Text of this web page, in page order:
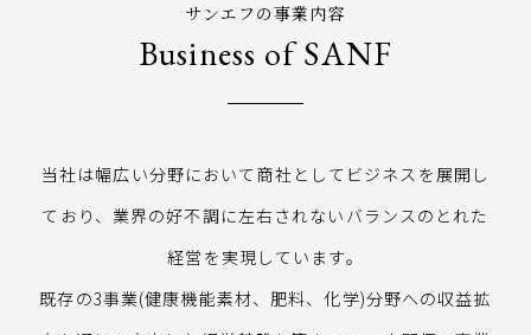
サンエフの事業内容
Business of SANF
当社は幅広い分野において商社としてビジネスを展開し
ており、 業界の好不調に左右されないバランスのとれた
経営を実現しています。
既存の3事業(健康機能素材、肥料、化学)分野への収益拡